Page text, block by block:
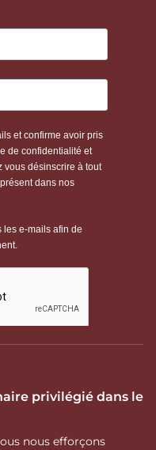
privilégié dans le
nous efforçons